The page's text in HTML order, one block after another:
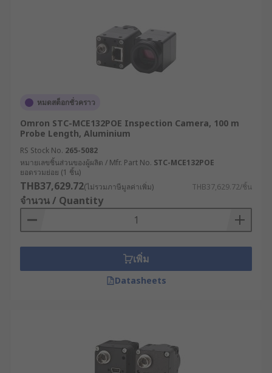
หมดสต็อกชั่วคราว
Omron STC-MCE132POE Inspection Camera, 100 m
Probe Length, Aluminium
RS Stock No. 265-5082
หมายเลขชิ้นส่วนของผู้ผลิต / Mfr. Part No. STC-MCE132POE
ยอดรวมย่อย (1 ชิ้น)
THB37,629.72(ไม่รวมภาษีมูลค่าเพิ่ม) THB37,629.72/ชิ้น
จำนวน / Quantity
เพิ่ม
Datasheets